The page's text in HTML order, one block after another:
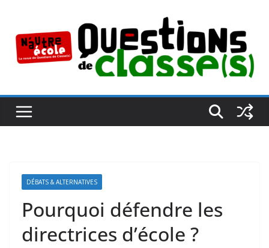
contenu
DÉBATS & ALTERNATIVES
Pourquoi défendre les
directrices d’école ?